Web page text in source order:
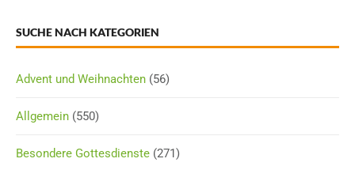
SUCHE NACH KATEGORIEN
Advent und Weihnachten (56)
Allgemein (550)
Besondere Gottesdienste (271)